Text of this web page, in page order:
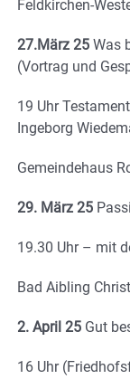
Feldkirchen-
27.März 25 Was
(Vortrag und
19 Uhr
Ingeborg
Gemeindehaus
29. März 25
19.30 Uhr – mit
Bad Aibling
2. April 25 Gut
16 Uhr